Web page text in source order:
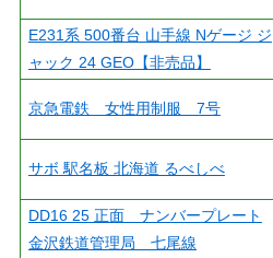
E231系 500番台 山手線 Nゲージ ジ
ャック 24 GEO【非売品】
京急電鉄 女性用制服 7号
サボ 駅名板 北海道 るべしべ
DD16 25 正面 ナンバープレート
金沢鉄道管理局 七尾線